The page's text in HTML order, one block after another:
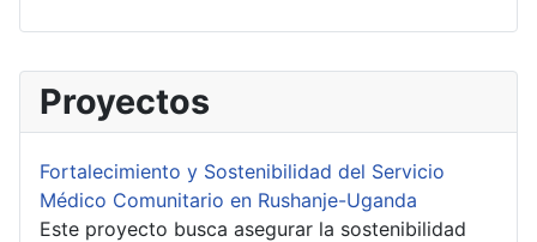
Proyectos
Fortalecimiento y Sostenibilidad del Servicio
Médico Comunitario en Rushanje-Uganda
Este proyecto busca asegurar la sostenibilidad